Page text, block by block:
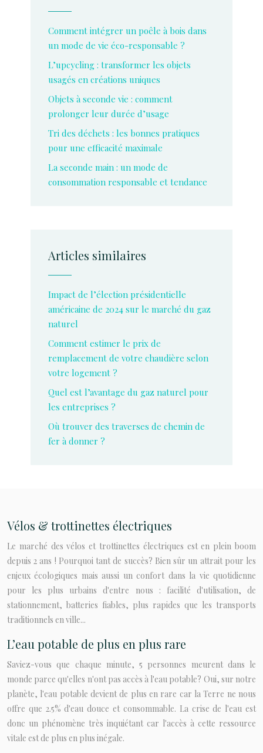
Comment intégrer un poêle à bois dans
un mode de vie éco-responsable ?
L’upcycling : transformer les objets
usagés en créations uniques
Objets à seconde vie : comment
prolonger leur durée d’usage
Tri des déchets : les bonnes pratiques
pour une efficacité maximale
La seconde main : un mode de
consommation responsable et tendance
Articles similaires
Impact de l’élection présidentielle
américaine de 2024 sur le marché du gaz
naturel
Comment estimer le prix de
remplacement de votre chaudière selon
votre logement ?
Quel est l’avantage du gaz naturel pour
les entreprises ?
Où trouver des traverses de chemin de
fer à donner ?
Vélos & trottinettes électriques
Le marché des vélos et trottinettes électriques est en plein boom
depuis 2 ans ! Pourquoi tant de succès? Bien sûr un attrait pour les
enjeux écologiques mais aussi un confort dans la vie quotidienne
pour les plus urbains d'entre nous : facilité d'utilisation, de
stationnement, batteries fiables, plus rapides que les transports
traditionnels en ville...
L’eau potable de plus en plus rare
Saviez-vous que chaque minute, 5 personnes meurent dans le
monde parce qu'elles n'ont pas accès à l'eau potable? Oui, sur notre
planète, l'eau potable devient de plus en rare car la Terre ne nous
offre que 2.5% d'eau douce et consommable. La crise de l'eau est
donc un phénomène très inquiétant car l'accès à cette ressource
vitale est de plus en plus inégale.